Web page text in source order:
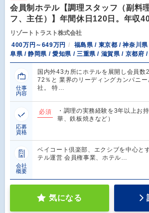
会員制ホテル【調理スタッフ（副料
フ、主任）】年間休日120日。年収
リゾートトラスト株式会社
400万円～649万円
福島県 / 東京都 / 神奈川
阜県 / 静岡県 / 愛知県 / 三重県 / 滋賀県 / 京都府
仕事
内容
国内外43カ所にホテルを展開し会員数
72％と 業界のリーディングカンパニー
社。 特…
応募
資格
必須
・調理の実務経験を3年以上お
華、鉄板焼きなど）
会社
概要
ベイコート倶楽部、エクシブを中心と
テル運営 会員権事業、ホテル…
気になる